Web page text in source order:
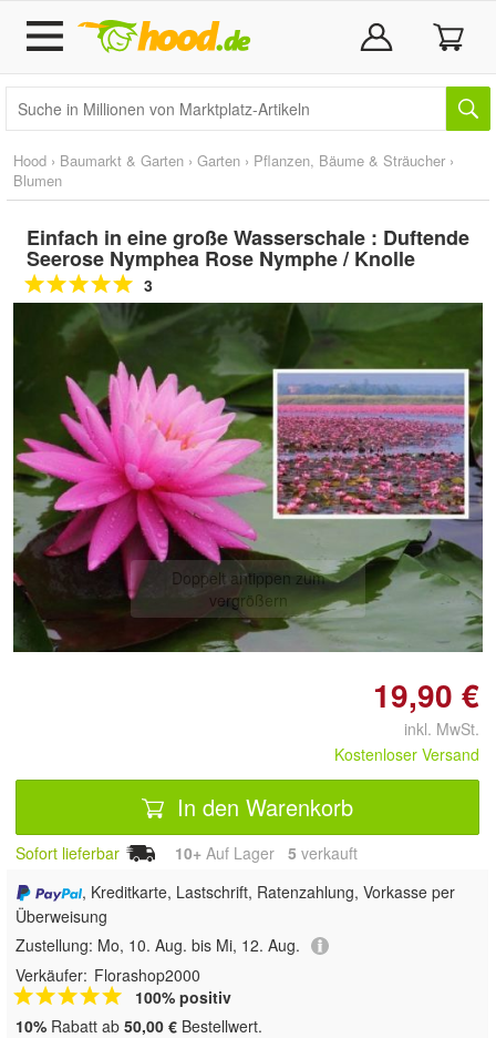
Hood › Baumarkt & Garten › Garten › Pflanzen, Bäume & Sträucher ›
Blumen
Einfach in eine große Wasserschale : Duftende
Seerose Nymphea Rose Nymphe / Knolle
3
Doppelt antippen zum
vergrößern
19,90 €
inkl. MwSt.
Kostenloser Versand
In den Warenkorb
Sofort lieferbar 10+ Auf Lager 5 verkauft
, Kreditkarte, Lastschrift, Ratenzahlung, Vorkasse per
Überweisung
Zustellung: Mo, 10. Aug. bis Mi, 12. Aug.
Verkäufer: Florashop2000
100% positiv
10% Rabatt ab 50,00 € Bestellwert.